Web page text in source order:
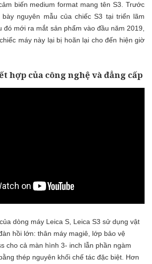
biến medium format mang tên S3. Trước
nguyên mẫu của chiếc S3 tại triển lãm
đó mới ra mắt sản phẩm vào đầu năm 2019,
máy này lại bị hoãn lại cho đến hiện giờ
hợp của công nghệ và đẳng cấp
dòng máy Leica S, Leica S3 sử dụng vật
hồi lớn: thân máy magiê, lớp bảo vệ
cho cả màn hình 3- inch lẫn phần ngàm
thép nguyên khối chế tác đặc biệt. Hơn